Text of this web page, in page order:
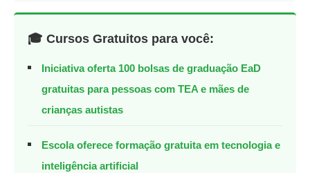
🎓 Cursos Gratuitos para você:
Iniciativa oferta 100 bolsas de graduação EaD
gratuitas para pessoas com TEA e mães de
crianças autistas
Escola oferece formação gratuita em tecnologia e
inteligência artificial